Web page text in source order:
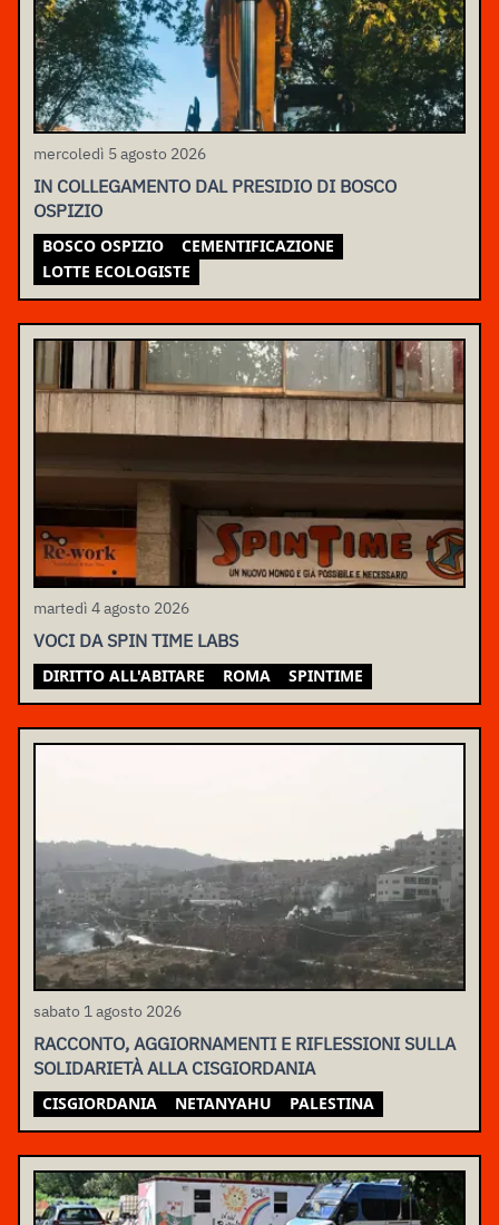
mercoledì 5 agosto 2026
IN COLLEGAMENTO DAL PRESIDIO DI BOSCO
OSPIZIO
BOSCO OSPIZIO
CEMENTIFICAZIONE
LOTTE ECOLOGISTE
martedì 4 agosto 2026
VOCI DA SPIN TIME LABS
DIRITTO ALL'ABITARE ROMA SPINTIME
sabato 1 agosto 2026
RACCONTO, AGGIORNAMENTI E RIFLESSIONI SULLA
SOLIDARIETÀ ALLA CISGIORDANIA
CISGIORDANIA NETANYAHU PALESTINA